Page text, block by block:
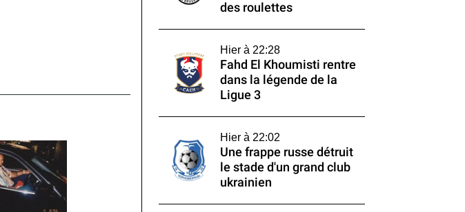
des roulettes
Hier à 22:28
Fahd El Khoumisti rentre
dans la légende de la
Ligue 3
Hier à 22:02
Une frappe russe détruit
le stade d'un grand club
ukrainien